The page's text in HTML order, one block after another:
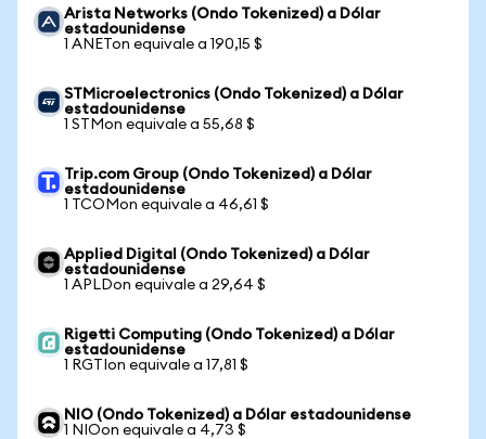
Arista Networks (Ondo Tokenized) a Dólar
estadounidense
1 ANETon equivale a 190,15 $
STMicroelectronics (Ondo Tokenized) a Dólar
estadounidense
1 STMon equivale a 55,68 $
Trip.com Group (Ondo Tokenized) a Dólar
estadounidense
1 TCOMon equivale a 46,61 $
Applied Digital (Ondo Tokenized) a Dólar
estadounidense
1 APLDon equivale a 29,64 $
Rigetti Computing (Ondo Tokenized) a Dólar
estadounidense
1 RGTIon equivale a 17,81 $
NIO (Ondo Tokenized) a Dólar estadounidense
1 NIOon equivale a 4,73 $